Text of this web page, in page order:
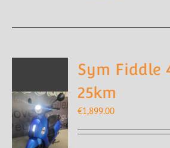
Sym Fiddle
25km
€1,899.00